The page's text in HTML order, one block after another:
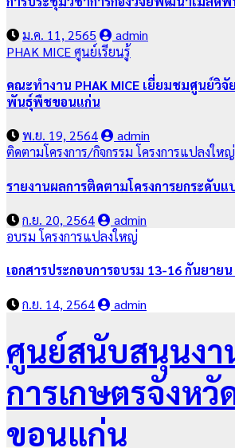
ม.ค. 11, 2565
admin
PHAK MICEศูนย์เรียนรู้
คณะทำงาน PHAK MICE เยี่ยมชมศูนย์วิ
พันธุ์พืชขอนแก่น
พ.ย. 19, 2564
admin
ติดตามโครงการ/กิจกรรม โครงการแปลงใหญ่
รายงานผลการติดตามโครงการยกระดับ
ก.ย. 20, 2564
admin
อบรม โครงการแปลงใหญ่
เอกสารประกอบการอบรม 13-16 กันยายน
ก.ย. 14, 2564 admin
ศูนย์สนับสนุนงา
การเกษตรจังหวั
ขอนแก่น